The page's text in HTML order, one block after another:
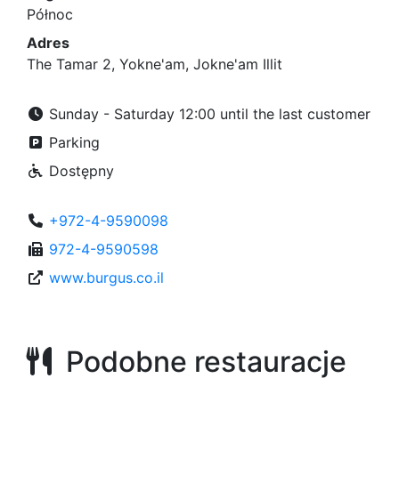
Północ
Adres
The Tamar 2, Yokne'am, Jokne'am Illit
Sunday - Saturday 12:00 until the last customer
Parking
Dostępny
+972-4-9590098
972-4-9590598
www.burgus.co.il
Podobne restauracje